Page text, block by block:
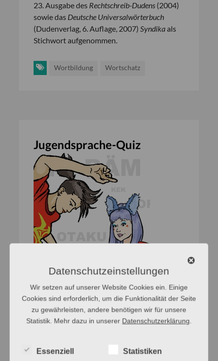
23. Ausgabe des Rechtschreib-Dudens (2004)
sowie das Deutsche Universalwörterbuch
(Dudenverlag, 6. Auflage, 2007) Syndikaals
Stichwort aufgenommen.
Wortbildung Wortschatz
Datenschutzeinstellungen
Wir setzen auf unserer Website Cookies ein. Einige
Cookies sind erforderlich, um die Funktionalität der Seite
zu gewährleisten, andere benötigen wir für unsere
Statistik. Mehr dazu in unserer Datenschutzerklärung.
Essenziell Statistiken